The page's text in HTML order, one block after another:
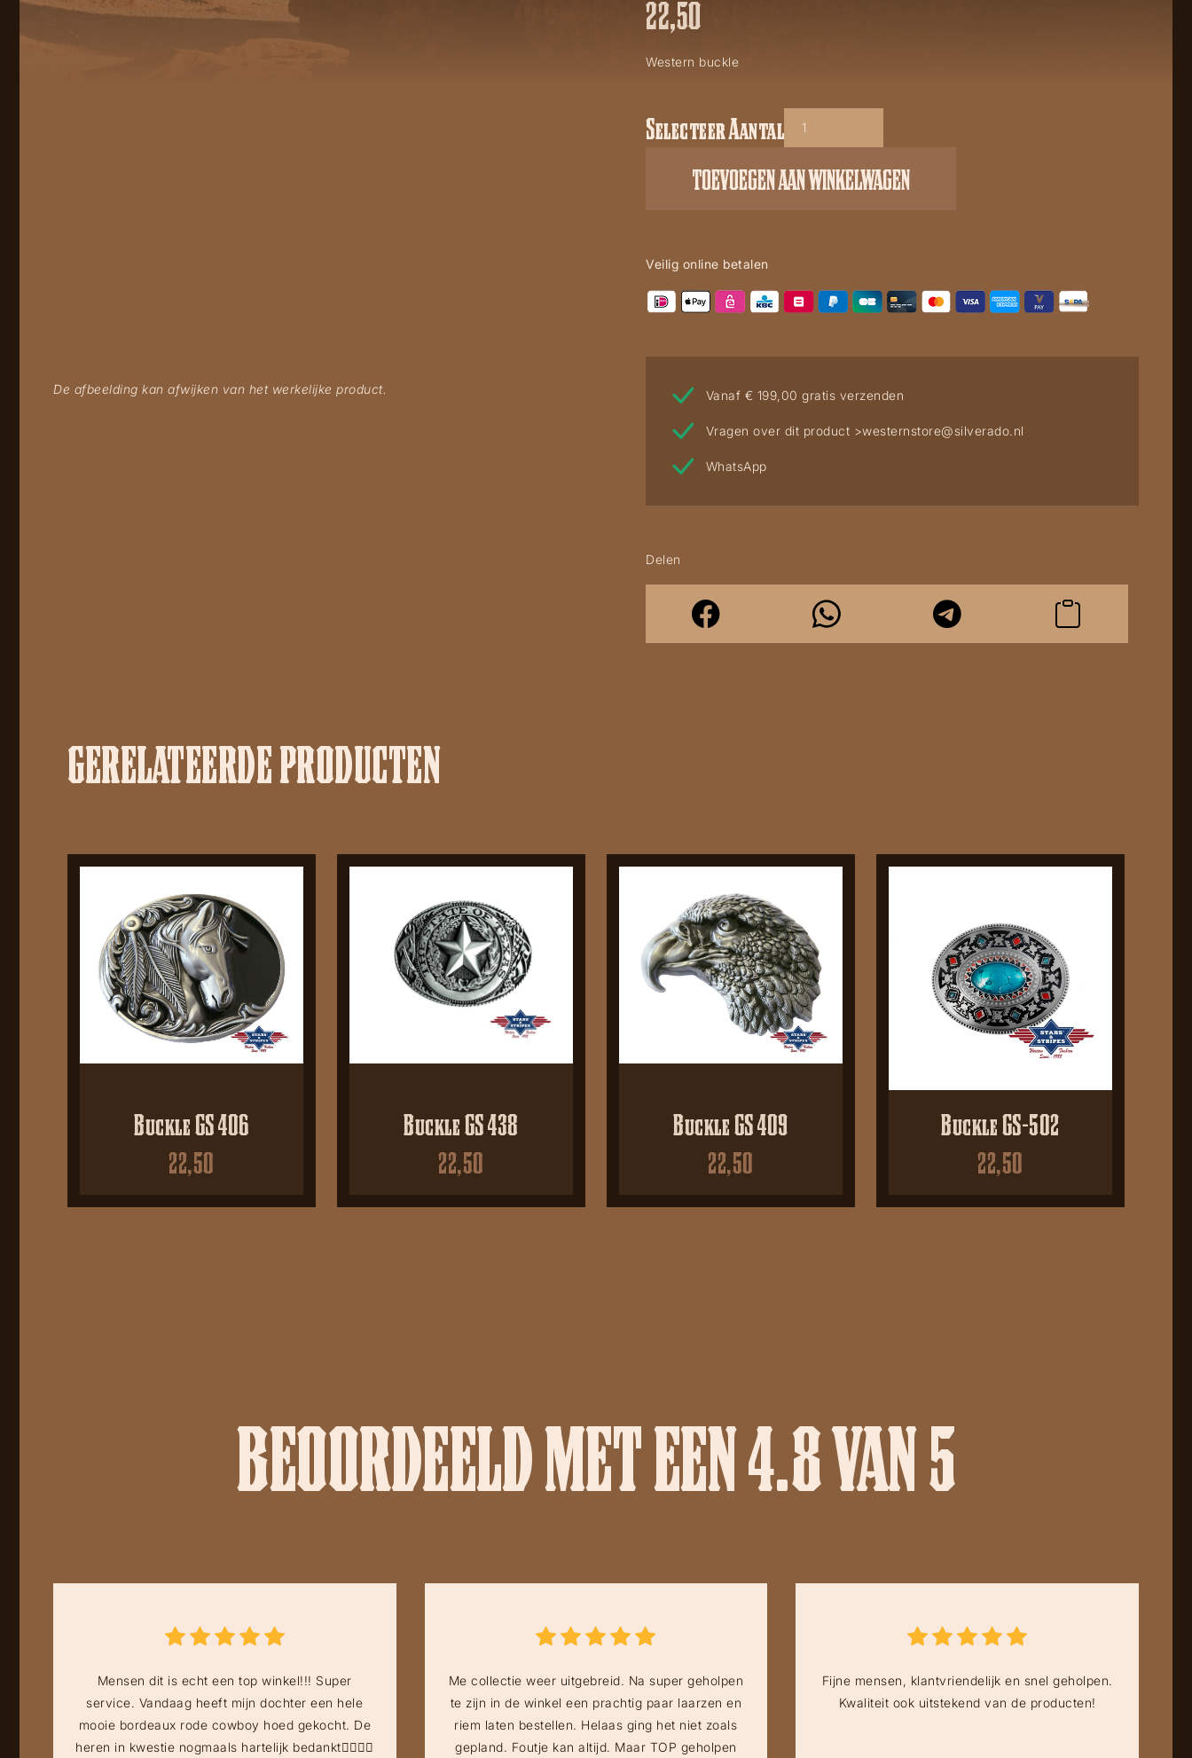
De afbeelding kan afwijken van het werkelijke product.
22,50
Western buckle
Buckle
Selecteer Aantal
TOEVOEGEN AAN WINKELWAGEN
Veilig online betalen
Vanaf € 199,00 gratis verzenden
Vragen over dit product >westernstore@silverado.nl
WhatsApp
Delen
GERELATEERDE PRODUCTEN
Buckle GS 406
22,50
Buckle GS 438
22,50
Buckle GS 409
22,50
Buckle GS-502
22,50
BEOORDEELD MET EEN 4.8 VAN 5
Mensen dit is echt een top winkel!!! Super
service. Vandaag heeft mijn dochter een hele
mooie bordeaux rode cowboy hoed gekocht. De
heren in kwestie nogmaals hartelijk bedankt👍🏻👍🏻
Me collectie weer uitgebreid. Na super geholpen
te zijn in de winkel een prachtig paar laarzen en
riem laten bestellen. Helaas ging het niet zoals
gepland. Foutje kan altijd. Maar TOP geholpen
Fijne mensen, klantvriendelijk en snel geholpen.
Kwaliteit ook uitstekend van de producten!